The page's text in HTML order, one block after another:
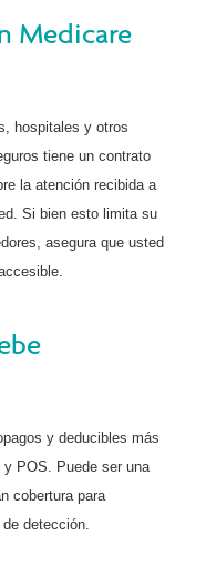
Medicare
hospitales y otros
tiene un contrato
la atención recibida a
Si bien esto limita su
asegura que usted
y deducibles más
y POS. Puede ser una
cobertura para
detección.